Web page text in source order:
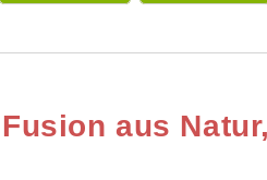
aus